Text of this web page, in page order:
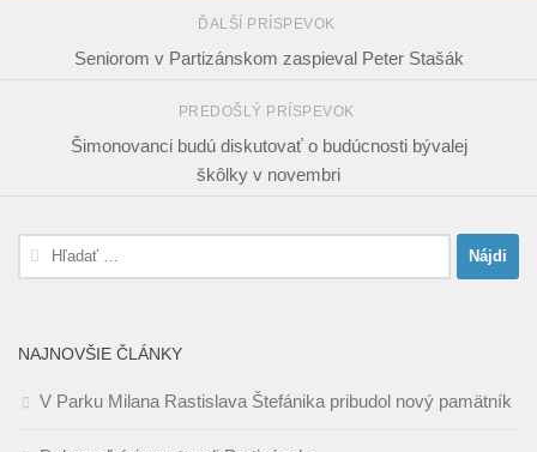
ĎALŠÍ PRÍSPEVOK
Seniorom v Partizánskom zaspieval Peter Stašák
PREDOŠLÝ PRÍSPEVOK
Šimonovanci budú diskutovať o budúcnosti bývalej
škôlky v novembri
Hľadať:
NAJNOVŠIE ČLÁNKY
V Parku Milana Rastislava Štefánika pribudol nový pamätník